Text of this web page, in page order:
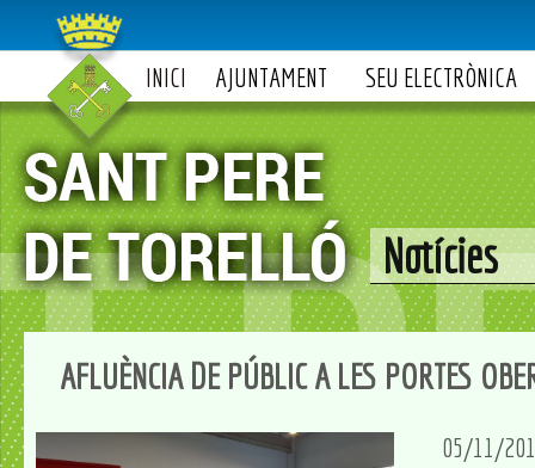
INICI AJUNTAMENT SEU ELECTRÒNICA
Notícies
AFLUÈNCIA DE PÚBLIC A LES PORTES
05/11/